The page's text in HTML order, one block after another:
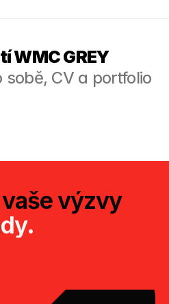
WMC GREY
CV a portfolio
výzvy